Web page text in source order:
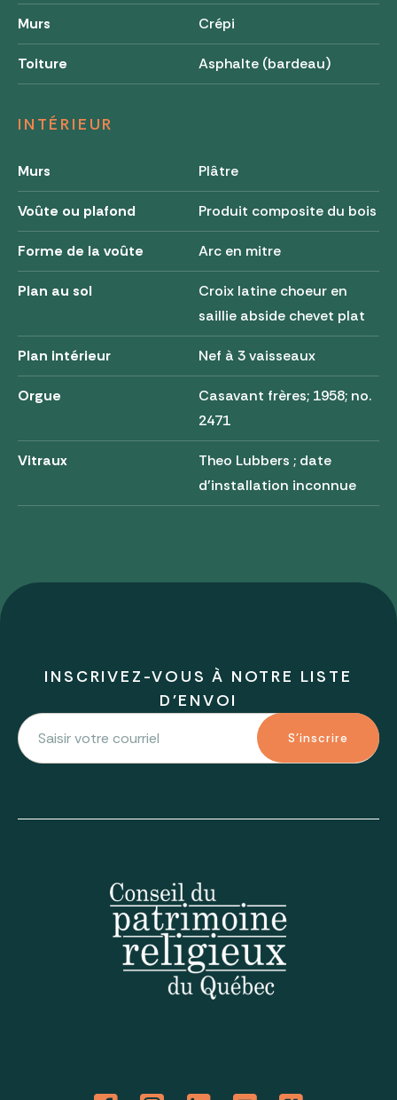
Murs Crépi
Toiture Asphalte (bardeau)
INTÉRIEUR
Murs Plâtre
Voûte ou plafond Produit composite du bois
Forme de la voûte Arc en mitre
Plan au sol
Croix latine choeur en
saillie abside chevet plat
Plan intérieur Nef à 3 vaisseaux
Orgue
Casavant frères; 1958; no.
2471
Vitraux
Theo Lubbers ; date
d'installation inconnue
INSCRIVEZ-VOUS À NOTRE LISTE
D'ENVOI
S'inscrire